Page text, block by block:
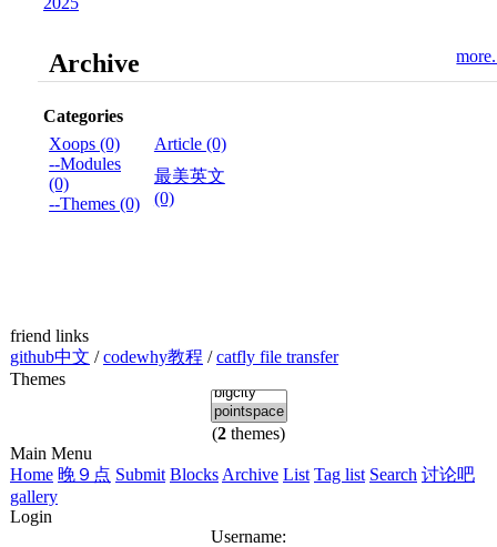
Archive
Categories
Xoops (0)
--Modules
(0)
--Themes (0)
Article (0)
最美英文
(0)
friend links
github中文 /codewhy教程 /catfly file transfer
Themes
(2 themes)
Main Menu
Home 晚９点 Submit Blocks Archive List Tag list Search 讨论吧
gallery
Login
Username: